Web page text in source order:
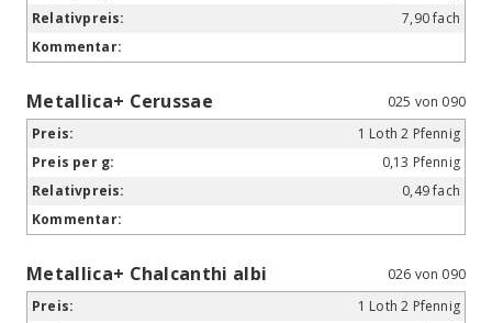
7,90 fach
Metallica+ Cerussae
025 von 090
1 Loth 2 Pfennig
0,13 Pfennig
0,49 fach
Metallica+ Chalcanthi albi
026 von 090
1 Loth 2 Pfennig